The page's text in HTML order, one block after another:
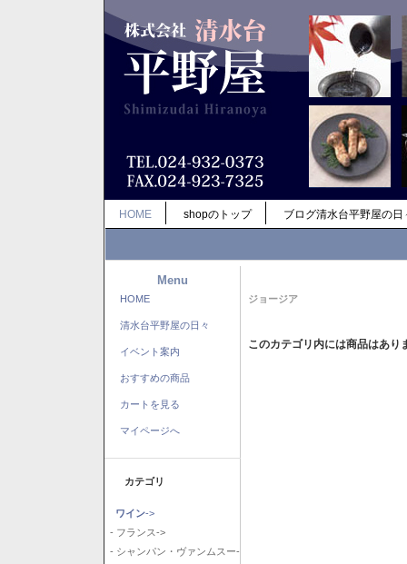
HOME shopのトップ ブログ清水台平野屋の日
Menu
HOME
清水台平野屋の日々
イベント案内
おすすめの商品
カートを見る
マイページへ
カテゴリ
ワイン->
- フランス->
- シャンパン・ヴァンムスー-
ジョージア
このカテゴリ内には商品はあり